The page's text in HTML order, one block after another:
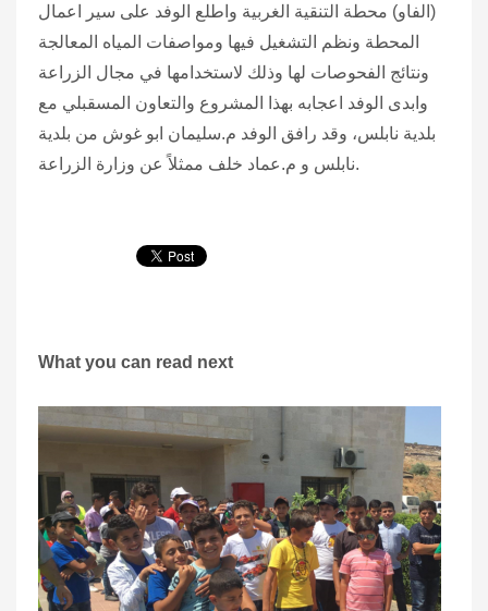
(الفاو) محطة التنقية الغربية واطلع الوفد على سير اعمال
المحطة ونظم التشغيل فيها ومواصفات المياه المعالجة
ونتائج الفحوصات لها وذلك لاستخدامها في مجال الزراعة
وابدى الوفد اعجابه بهذا المشروع والتعاون المسقبلي مع
بلدية نابلس، وقد رافق الوفد م.سليمان ابو غوش من بلدية
نابلس و م.عماد خلف ممثلاً عن وزارة الزراعة.
What you can read next